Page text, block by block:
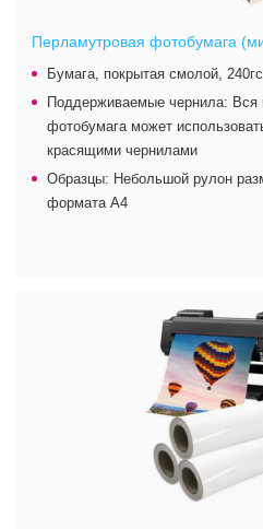
Перламутровая фотобумага
Бумага, покрытая смолой,
Поддерживаемые чернила:
фотобумага может
красящими чернилами
Образцы: Небольшой рулон
формата А4